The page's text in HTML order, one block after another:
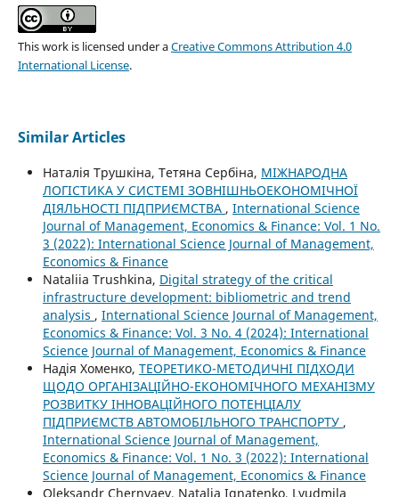
This work is licensed under aCreative Commons Attribution 4.0
International License.
Similar Articles
Наталія Трушкіна, Тетяна Сербіна, МІЖНАРОДНА
ЛОГІСТИКА У СИСТЕМІ ЗОВНІШНЬОЕКОНОМІЧНОЇ
ДІЯЛЬНОСТІ ПІДПРИЄМСТВА , International Science
Journal of Management, Economics & Finance: Vol. 1 No.
3 (2022): International Science Journal of Management,
Economics & Finance
Nataliia Trushkina, Digital strategy of the critical
infrastructure development: bibliometric and trend
analysis , International Science Journal of Management,
Economics & Finance: Vol. 3 No. 4 (2024): International
Science Journal of Management, Economics & Finance
Надія Хоменко, ТЕОРЕТИКО-МЕТОДИЧНІ ПІДХОДИ
ЩОДО ОРГАНІЗАЦІЙНО-ЕКОНОМІЧНОГО МЕХАНІЗМУ
РОЗВИТКУ ІННОВАЦІЙНОГО ПОТЕНЦІАЛУ
ПІДПРИЄМСТВ АВТОМОБІЛЬНОГО ТРАНСПОРТУ ,
International Science Journal of Management,
Economics & Finance: Vol. 1 No. 3 (2022): International
Science Journal of Management, Economics & Finance
Oleksandr Chernyaev, Natalia Ignatenko, Lyudmila